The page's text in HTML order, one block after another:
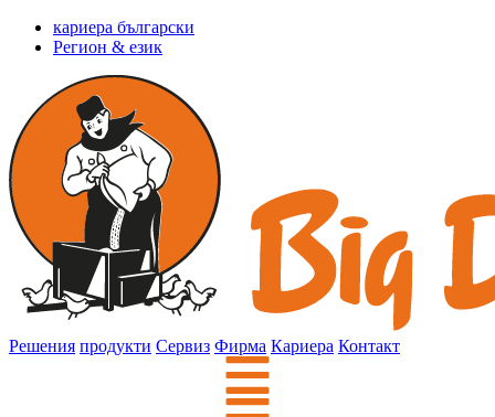
кариера български
Регион & език
Решения продукти Сервиз Фирма Кариера Контакт